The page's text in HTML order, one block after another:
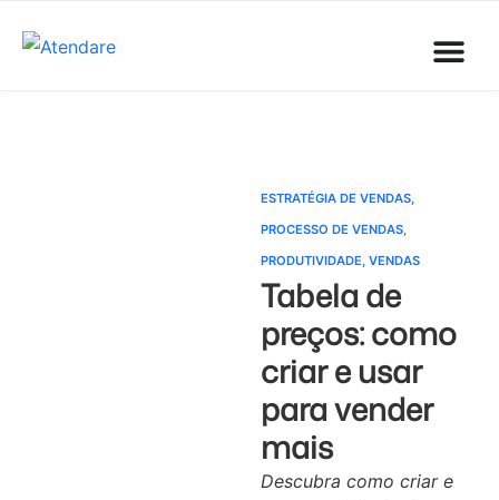
ESTRATÉGIA DE VENDAS,
PROCESSO DE VENDAS,
PRODUTIVIDADE, VENDAS
Tabela de
preços: como
criar e usar
para vender
mais
Descubra como criar e